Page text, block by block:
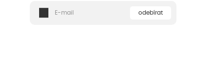
odebírat